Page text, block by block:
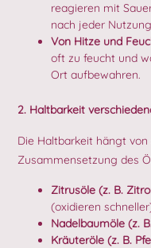
reagieren mit
nach jeder
Von Hitze und
oft zu feucht und
Ort aufbewahren.
2. Haltbarkeit
Die Haltbarkeit hängt
Zusammensetzung des
Zitrusöle (z. B.
(oxidieren
Nadelbaumöle (z.
Kräuteröle (z. B.